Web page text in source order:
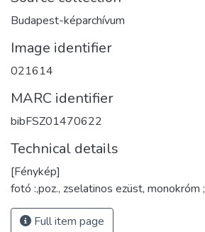
Budapest-képarchívum
Image identifier
021614
MARC identifier
bibFSZ01470622
Technical details
[Fénykép]
fotó :,poz., zselatinos ezüst, monokróm ;
Full item page